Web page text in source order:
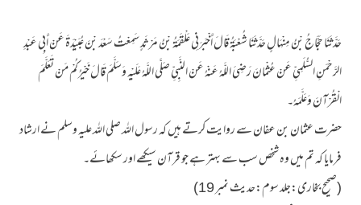
حَدَّثَنَا حَجَّاجُ بْنُ مِنْهَالٍ حَدَّثَنَا شُعْبَةُ قَالَ أَخْبَرَنِي عَلْقَمَةُ بْنُ مَرْثَدٍ سَمِعْتُ سَعْدَ بْنَ عُبَيْدَةَ عَنْ أَبِي عَبْدِ
الرَّحْمَنِ السُّلَمِيِّ عَنْ عُثْمَانَ رَضِيَ اللَّهُ عَنْهُ عَنْ النَّبِيِّ صَلَّی اللَّهُ عَلَيْهِ وَسَلَّمَ قَالَ خَيْرُکُمْ مَنْ تَعَلَّمَ
الْقُرْآنَ وَعَلَّمَهُ۔
حضرت عثمان بن عفان سے روایت کرتے ہیں کہ رسول اللہ صلی اللہ علیہ وسلم نے ارشاد
فرمایا کہ تم میں وہ شخص سب سے بہتر ہے جو قرآن سیکھے اور سکھائے۔
(صحیح بخاری:جلد سوم:حدیث نمبر 19)